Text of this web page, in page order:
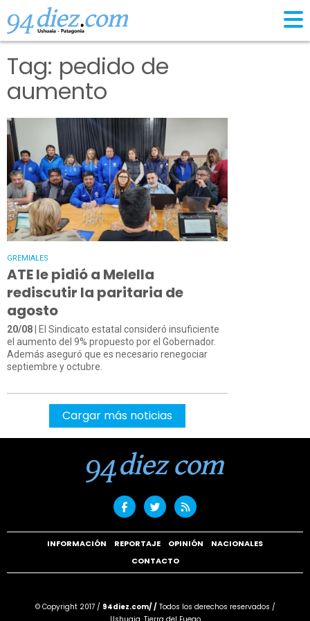
Tag: pedido de
aumento
GREMIALES
ATE le pidió a Melella
rediscutir la paritaria de
agosto
20/08 | El Sindicato estatal consideró insuficiente
el aumento del 9% propuesto por el Gobernador.
Además aseguró que es necesario renegociar
septiembre y octubre.
Cargar más noticias
INFORMACIÓN REPORTAJE OPINIÓN
NACIONALES
CONTACTO
© Copyright 2017 / 94diez.com/ /Todos los derechos reservados /